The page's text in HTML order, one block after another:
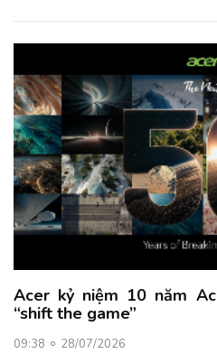
Acer kỷ niệm 10 năm
“shift the game”
09:38 28/07/2026